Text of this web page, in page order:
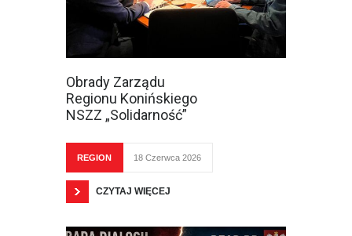
Obrady Zarządu
Regionu Konińskiego
NSZZ „Solidarność”
REGION 18 Czerwca 2026
CZYTAJ WIĘCEJ